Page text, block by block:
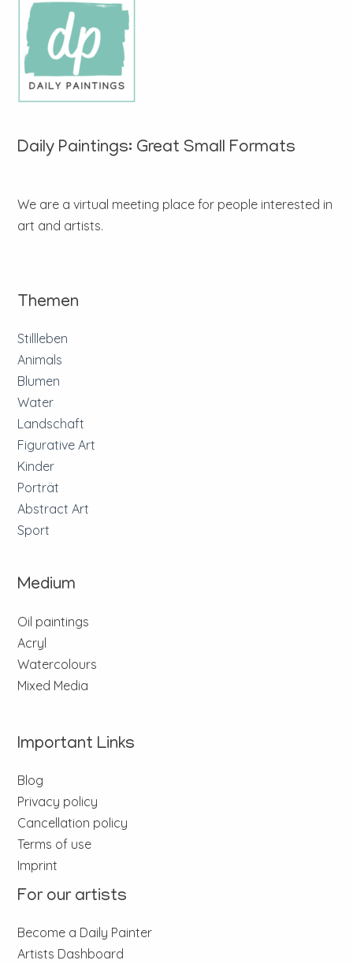
Daily Paintings: Great Small Formats
We are a virtual meeting place for people interested in
art and artists.
Themen
Stillleben
Animals
Blumen
Water
Landschaft
Figurative Art
Kinder
Porträt
Abstract Art
Sport
Medium
Oil paintings
Acryl
Watercolours
Mixed Media
Important Links
Blog
Privacy policy
Cancellation policy
Terms of use
Imprint
For our artists
Become a Daily Painter
Artists Dashboard